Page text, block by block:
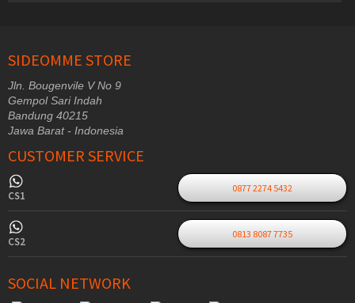
SIDEOMME STORE
Jln. Bougenvile V No 9
Gempol Sari Indah
Bandung 40215
Jawa Barat - Indonesia
CUSTOMER SERVICE
CS1
0877 2274 5432
CS2
0813 8087 7735
SOCIAL NETWORK